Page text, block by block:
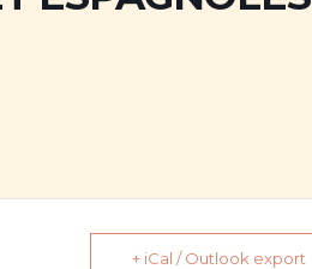
+ iCal / Outlook export